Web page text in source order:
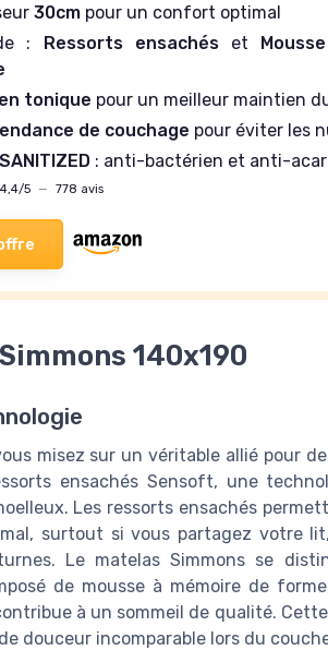
30cm pour un confort optimal
: Ressorts ensachéset
tonique pour un meilleur maintien
de couchage pour éviter les
SANITIZED : anti-bactérien et anti-
4,4/5 — 778 avis
140x190
misez sur un véritable allié pour
ensachés Sensoft, une
Les ressorts ensachés
surtout si vous partagez votre
Le matelas Simmons se
de mousse à mémoire de
à un sommeil de qualité.
douceur incomparable lors du